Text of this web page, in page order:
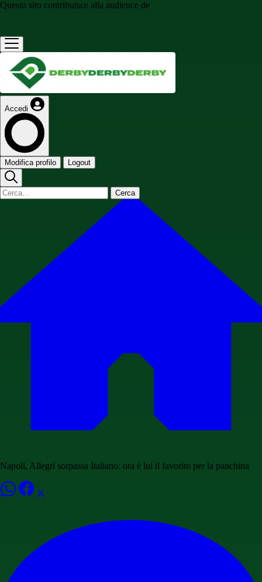
Questo sito contribuisce alla audience de
Accedi
Modifica profilo Logout
Cerca
Napoli, Allegri sorpassa Italiano: ora è lui il favorito per la panchina